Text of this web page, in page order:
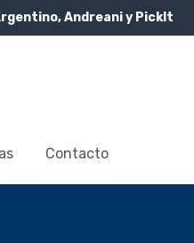
Andreani y PickIt
Contacto